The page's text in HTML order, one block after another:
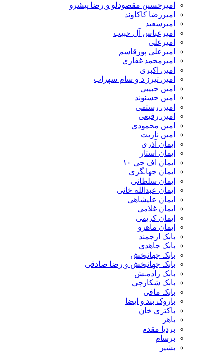
امیرحسین مقصودلو و رضا پیشرو
امیررضا کاکاوند
امیرسعید
امیرعباس آل حبیب
امیرعلی
امیرعلی پورقاسم
امیرمحمد غفاری
امین اکبری
امین تیرزاد و سام سهراب
امین حبیبی
امین حسنوند
امین رستمی
امین رفیعی
امین محمودی
امین ناریت
ایمان آذری
ایمان استار
ایمان اف جی ۱۰
ایمان جهانگری
ایمان سلطانی
ایمان عبدالله خانی
ایمان علیشاهی
ایمان غلامی
ایمان کریمی
ایمان ماهرو
بابک ارجمند
بابک جاهدی
بابک جهانبخش
بابک جهانبخش و رضا صادقی
بابک رادمنش
بابک شکارچی
بابک مافی
باروک بند و ایضا
باکتری خان
بردیا مقدم